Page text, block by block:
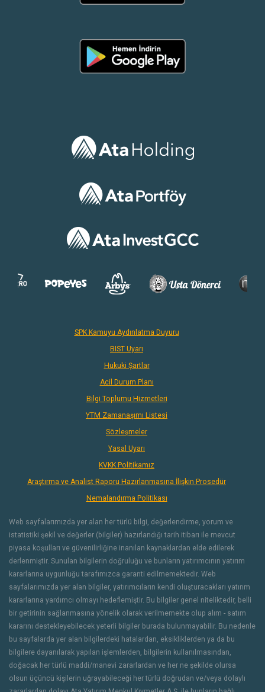
SPK Kamuyu Aydınlatma Duyuru
BIST Uyarı
Hukuki Şartlar
Acil Durum Planı
Bilgi Toplumu Hizmetleri
YTM Zamanaşımı Listesi
Sözleşmeler
Yasal Uyarı
KVKK Politikamız
Araştırma ve Analist Raporu Hazırlanmasına İlişkin Prosedür
Nemalandırma Politikası
Web sayfalarımızda yer alan her türlü bilgi, değerlendirme, yorum ve
istatistiki şekil ve değerler (bilgiler) hazırlandığı tarih itibarı ile mevcut
piyasa koşulları ve güvenilirliğine inanılan kaynaklardan elde edilerek
derlenmiştir. Sunulan bilgilerin doğruluğu ve bunların yatırımcının yatırım
kararlarına uygunluğu tarafımızca garanti edilmemektedir. Web
sayfalarımızda yer alan bilgiler, yatırımcıların kendi oluşturacakları yatırım
kararlarına yardımcı olmayı hedeflemiştir. Bu bilgiler genel niteliktedir, belli
bir getirinin sağlanmasına yönelik olarak verilmemekte olup alım - satım
kararını destekleyebilecek yeterli bilgiler burada bulunmayabilir. Bu nedenle
bu sayfalarda yer alan bilgilerdeki hatalardan, eksikliklerden ya da bu
bilgilere dayanılarak yapılan işlemlerden, bilgilerin kullanılmasından,
doğacak her türlü maddi/manevi zararlardan ve her ne şekilde olursa
olsun üçüncü kişilerin uğrayabileceği her türlü doğrudan ve/veya dolaylı